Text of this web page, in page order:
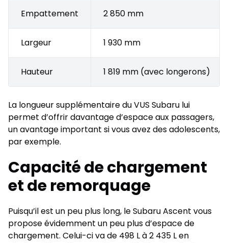
Empattement 2 850 mm
Largeur 1 930 mm
Hauteur 1 819 mm (avec longerons)
La longueur supplémentaire du VUS Subaru lui
permet d’offrir davantage d’espace aux passagers,
un avantage important si vous avez des adolescents,
par exemple.
Capacité de chargement
et de remorquage
Puisqu’il est un peu plus long, le Subaru Ascent vous
propose évidemment un peu plus d’espace de
chargement. Celui-ci va de 498 L à 2 435 L en